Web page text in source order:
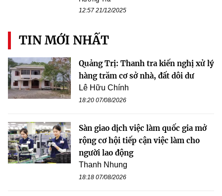
12:57 21/12/2025
TIN MỚI NHẤT
Quảng Trị: Thanh tra kiến nghị xử lý
hàng trăm cơ sở nhà, đất dôi dư
Lê Hữu Chính
18:20 07/08/2026
Sàn giao dịch việc làm quốc gia mở
rộng cơ hội tiếp cận việc làm cho
người lao động
Thanh Nhung
18:18 07/08/2026